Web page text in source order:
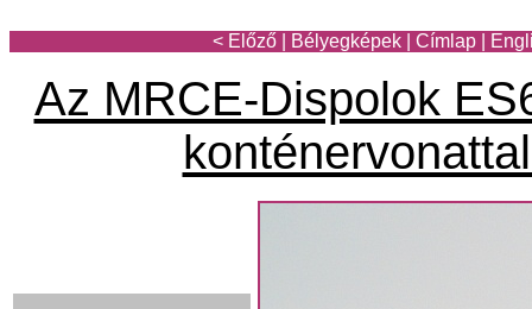
< Előző Bélyegképek Címlap
Az MRCE-Dispolok